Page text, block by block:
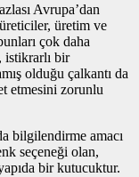
Avrupa’dan
üretim ve
çok daha
istikrarlı bir
olduğu çalkantı da
etmesini zorunlu
bilgilendirme amacı
seçeneği olan,
bir kutucuktur.